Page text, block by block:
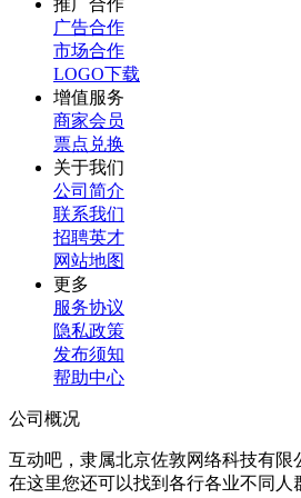
推广合作
广告合作
市场合作
LOGO下载
增值服务
商家会员
票点兑换
关于我们
公司简介
联系我们
招聘英才
网站地图
更多
服务协议
隐私政策
发布须知
帮助中心
公司概况
互动吧，隶属北京佐敦网络科技有
在这里您还可以找到各行各业不同人